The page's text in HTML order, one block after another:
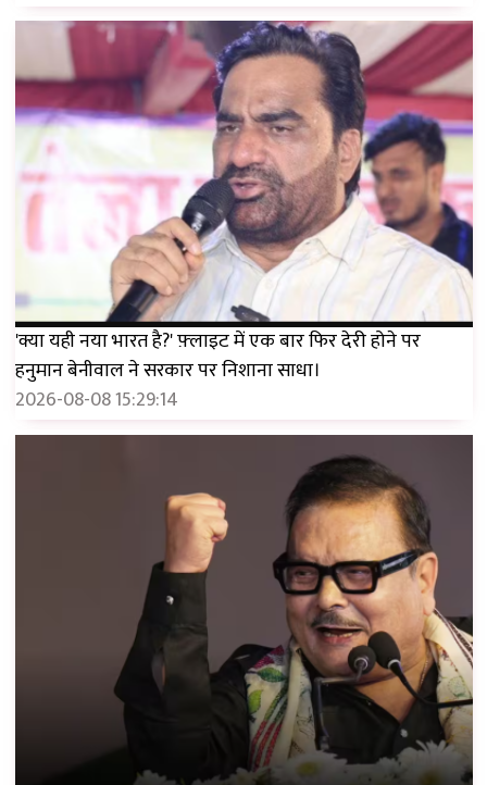
'क्या यही नया भारत है?' फ़्लाइट में एक बार फिर देरी होने पर
हनुमान बेनीवाल ने सरकार पर निशाना साधा।
2026-08-08 15:29:14